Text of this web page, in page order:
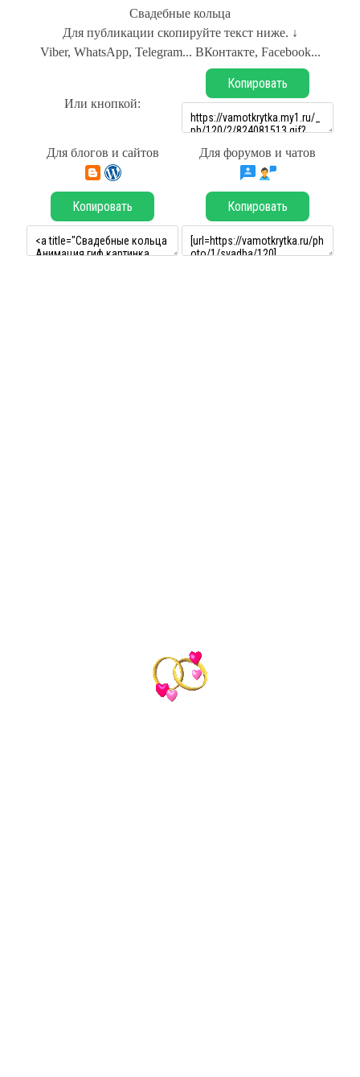
Свадебные кольца
Для публикации скопируйте текст ниже. ↓
Viber, WhatsApp, Telegram... ВКонтакте, Facebook...
Или кнопкой:
Копировать
Для блогов и сайтов Для форумов и чатов
Копировать Копировать